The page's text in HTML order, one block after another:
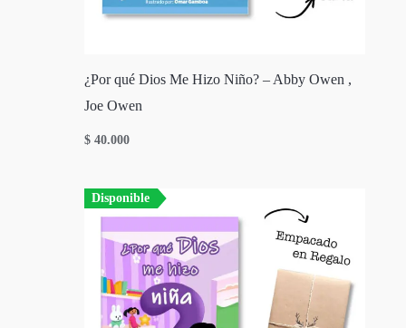
¿Por qué Dios Me Hizo Niño? – Abby Owen ,
Joe Owen
$ 40.000
Disponible